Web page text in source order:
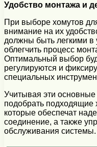
Удобство монтажа и
При выборе хомутов
внимание на их
должны быть легкими в
облегчить процесс
Оптимальный выбор
регулируются и
специальных
Учитывая эти
подобрать подходящие
которые обеспечат
соединение, а также
обслуживания системы.